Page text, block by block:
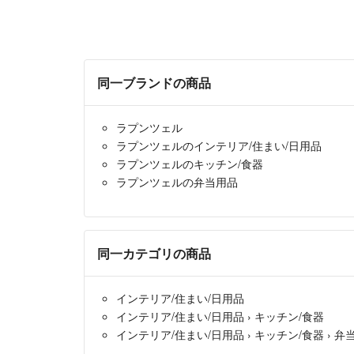
同一ブランドの商品
ラプンツェル
ラプンツェルのインテリア/住まい/日用品
ラプンツェルのキッチン/食器
ラプンツェルの弁当用品
同一カテゴリの商品
インテリア/住まい/日用品
インテリア/住まい/日用品 › キッチン/食器
インテリア/住まい/日用品 › キッチン/食器 › 弁